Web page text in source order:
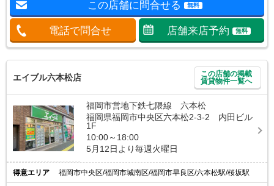
この店舗に問合せる 無料
電話で問合せ 店舗来店予約 無料
エイブル六本松店
この店舗の掲載
賃貸物件一覧へ
福岡市営地下鉄七隈線 六本松
福岡県福岡市中央区六本松2-3-2 内田ビル
1F
10:00～18:00
5月12日より毎週火曜日
得意エリア 福岡市中央区/福岡市城南区/福岡市早良区/六本松駅/桜坂駅